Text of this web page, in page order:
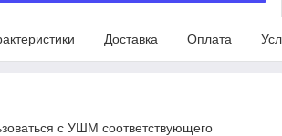
Доставка Оплата
с УШМ соответствующего